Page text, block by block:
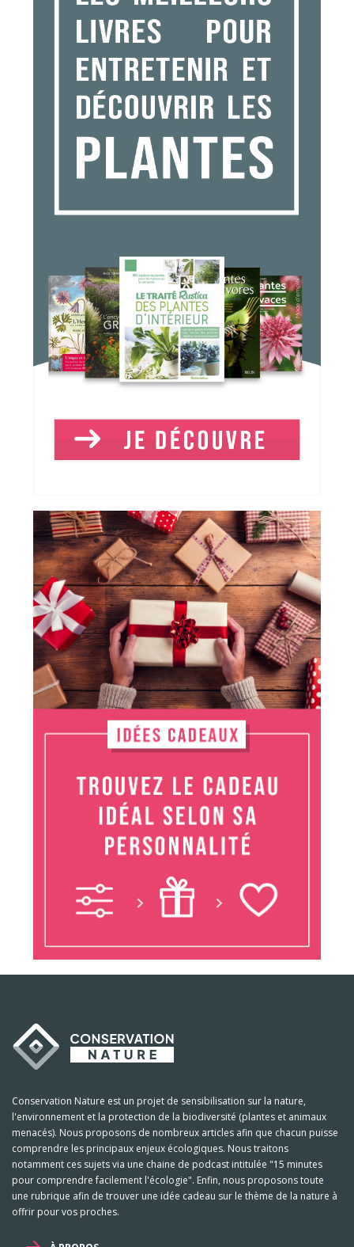
Conservation Nature est un projet de sensibilisation sur la nature,
l'environnement et la protection de la biodiversité (plantes et animaux
menacés). Nous proposons de nombreux articles afin que chacun puisse
comprendre les principaux enjeux écologiques. Nous traitons
notamment ces sujets via une chaine de podcast intitulée "15 minutes
pour comprendre facilement l'écologie". Enfin, nous proposons toute
une rubrique afin de trouver une idée cadeau sur le thème de la nature à
offrir pour vos proches.